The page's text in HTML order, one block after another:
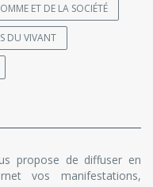
ET DE LA SOCIÉTÉ
DU VIVANT
propose de diffuser en
vos manifestations,